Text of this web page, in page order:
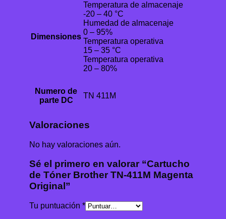
Dimensiones
Temperatura de almacenaje
-20 – 40 °C
Humedad de almacenaje
0 – 95%
Temperatura operativa
15 – 35 °C
Temperatura operativa
20 – 80%
Numero de
parte DC
TN 411M
Valoraciones
No hay valoraciones aún.
Sé el primero en valorar “Cartucho
de Tóner Brother TN-411M Magenta
Original”
Tu puntuación *